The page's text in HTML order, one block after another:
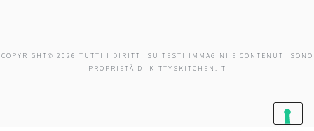
COPYRIGHT© 2026 TUTTI I DIRITTI SU TESTI IMMAGINI E CONTENUTI SONO
PROPRIETÀ DI KITTYSKITCHEN.IT